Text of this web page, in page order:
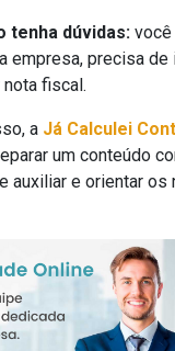
tenha dúvidas:
empresa, precisa
fiscal.
a Já Calculei
um conteúdo
auxiliar e orientar os